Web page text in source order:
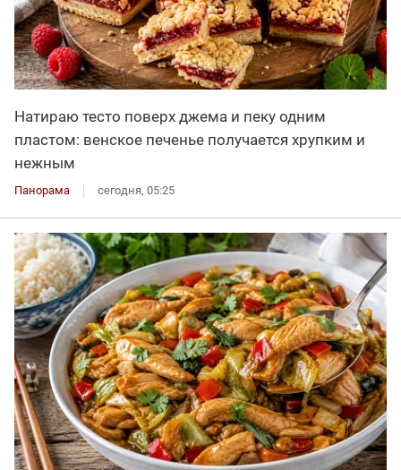
Натираю тесто поверх джема и пеку одним
пластом: венское печенье получается хрупким и
нежным
Панорама сегодня, 05:25